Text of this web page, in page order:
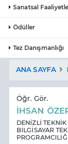
Sanatsal
Ödüller
Tez Danışmanlığı
ANA SAYFA
Öğr. Gör.
İHSAN
DENİZLİ
BİLGİSAYAR